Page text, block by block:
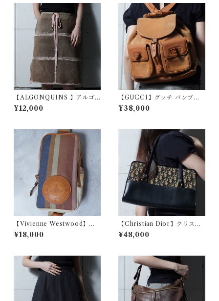
【ALGONQUINS 】アルゴ
ンキン"Gothic Archive"レー
スステッチスエードピッグレ
¥12,000
【GUCCI】グッチ バンブー
スエードバックパック camel
¥38,000
【Vivienne Westwood】ヴ
ィヴィアンウエストウッド オ
ーブロゴパッチ マルチカラー
¥18,000
【Christian Dior】クリスチ
ャンディオール トロッターレ
ザー・キャンパスショルダー
¥48,000